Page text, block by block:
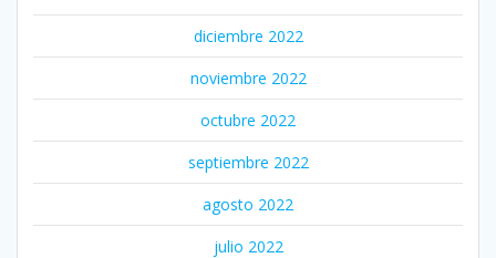
diciembre 2022
noviembre 2022
octubre 2022
septiembre 2022
agosto 2022
julio 2022